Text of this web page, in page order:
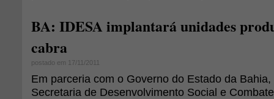
BA: IDESA implantará unidades
cabra
postado em 17/11/2011
Em parceria com o Governo do Estado da
Secretaria de Desenvolvimento Social e